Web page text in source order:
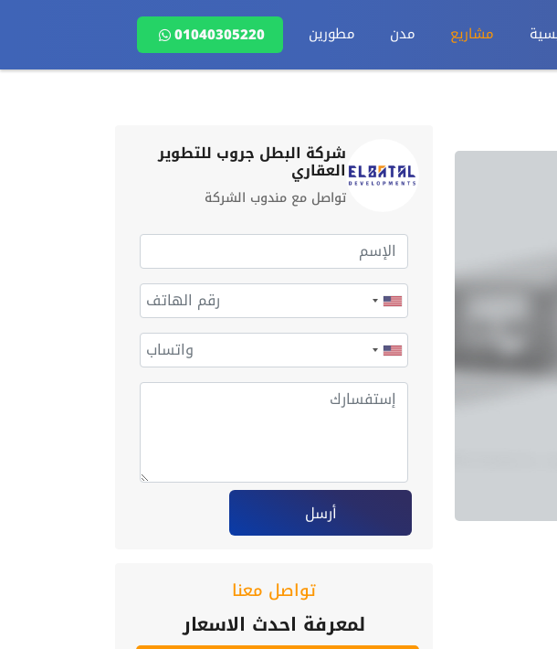
مشاريع مدن مطورين 01040305220
شركة البطل جروب للتطوير
العقاري
تواصل مع مندوب الشركة
أرسل
تواصل معنا
لمعرفة احدث الاسعار